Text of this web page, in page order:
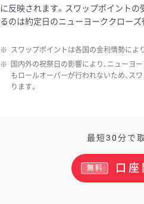
に反映されます。スワップポイントの
るのは約定日のニューヨーククローズ
※ スワップポイントは各国の金利情勢によ
※
国内外の祝祭日の影響により、ニューヨ
もロールオーバーが行われないため、ス
ります。
最短30分で取
口座
無料